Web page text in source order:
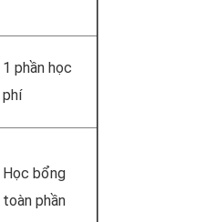
1 phần học
phí
Học bổng
toàn phần